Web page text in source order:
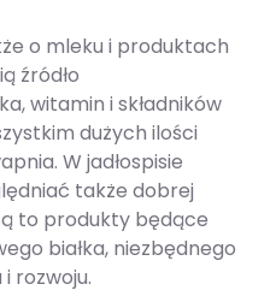
o mleku i produktach
źródło
witamin i składników
dużych ilości
W jadłospisie
także dobrej
to produkty będące
białka, niezbędnego
rozwoju.